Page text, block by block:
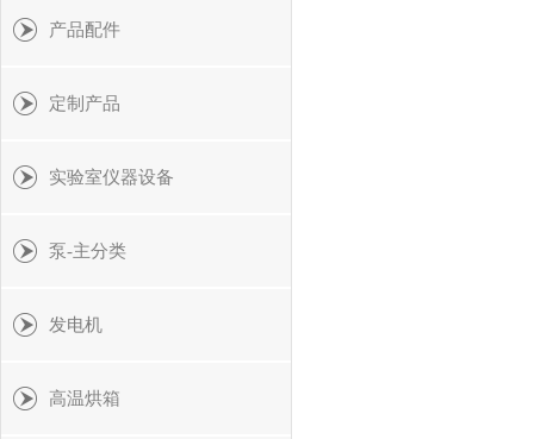
产品配件
定制产品
实验室仪器设备
泵-主分类
发电机
高温烘箱